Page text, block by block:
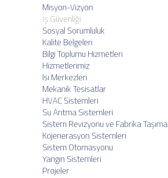
Misyon-Vizyon
İş Güvenliği
Sosyal Sorumluluk
Kalite Belgeleri
Bilgi Toplumu Hizmetleri
Hizmetlerimiz
Isı Merkezleri
Mekanik Tesisatlar
HVAC Sistemleri
Su Arıtma Sistemleri
Sistem Revizyonu ve Fabrika Taşıma
Kojenerasyon Sistemleri
Sistem Otomasyonu
Yangın Sistemleri
Projeler